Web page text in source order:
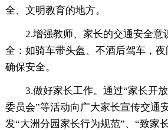
全、文明教育的地方。
2.增强教师、家长的交通安全意
全：如骑车带头盔、不酒后驾车，夜
确保安全。
3.做好家长工作。通过“家长开
委员会”等活动向广大家长宣传交通
发“大洲分园家长行为规范”、“致家